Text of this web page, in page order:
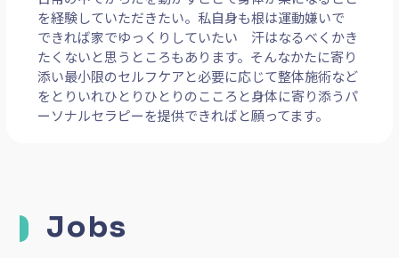
できれば家でゆっくりしていたい 汗はなるべくかき
たくないと思うところもあります。そんなかたに寄り
添い最小限のセルフケアと必要に応じて整体施術など
をとりいれひとりひとりのこころと身体に寄り添うパ
ーソナルセラピーを提供できればと願ってます。